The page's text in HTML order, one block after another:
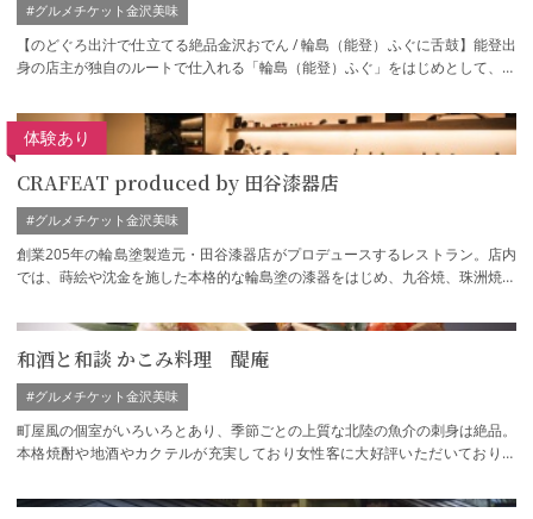
【のどぐろ出汁で仕立てる絶品金沢おでん / 輪島（能登）ふぐに舌鼓】能登出
身の店主が独自のルートで仕入れる「輪島（能登）ふぐ」をはじめとして、北
#グルメチケット金沢美味
CRAFEAT produced by 田谷漆器店
体験あり
創業205年の輪島塗製造元・田谷漆器店がプロデュースするレストラン。店内
では、蒔絵や沈金を施した本格的な輪島塗の漆器をはじめ、九谷焼、珠洲焼き
#グルメチケット金沢美味
和酒と和談 かこみ料理 醍庵
町屋風の個室がいろいろとあり、季節ごとの上質な北陸の魚介の刺身は絶品。
本格焼酎や地酒やカクテルが充実しており女性客に大好評いただいておりま
#グルメチケット金沢美味